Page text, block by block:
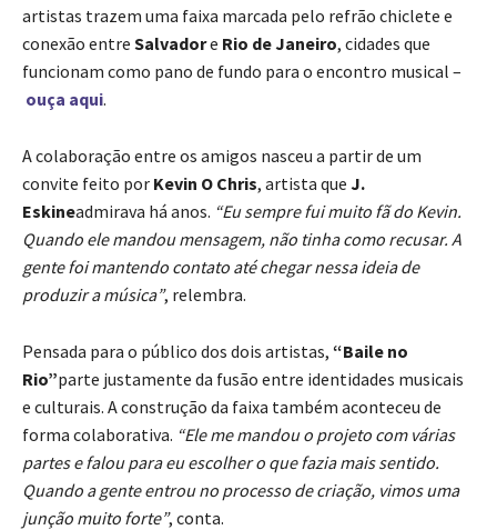
artistas trazem uma faixa marcada pelo refrão chiclete e
conexão entre Salvadore Rio de Janeiro, cidades que
funcionam como pano de fundo para o encontro musical –
ouça aqui.
A colaboração entre os amigos nasceu a partir de um
convite feito por Kevin O Chris, artista que J.
Eskineadmirava há anos. “Eu sempre fui muito fã do Kevin.
Quando ele mandou mensagem, não tinha como recusar. A
gente foi mantendo contato até chegar nessa ideia de
produzir a música”, relembra.
Pensada para o público dos dois artistas, “Baile no
Rio”parte justamente da fusão entre identidades musicais
e culturais. A construção da faixa também aconteceu de
forma colaborativa. “Ele me mandou o projeto com várias
partes e falou para eu escolher o que fazia mais sentido.
Quando a gente entrou no processo de criação, vimos uma
junção muito forte”, conta.